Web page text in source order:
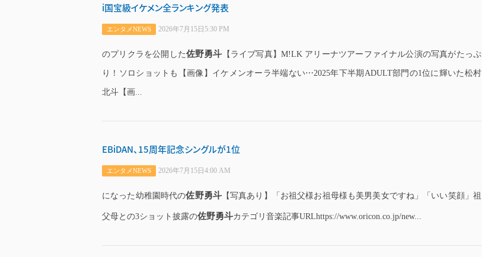
i国宝級イケメン全ランキング発表
エンタメNEWS 2026年7月15日5:30 PM
のプリクラを公開した佐野勇斗 【ライブ写真】M!LK アリーナツアーファイナル公演の写真がたっぷ
り！ソロショットも【画像】イケメンオーラ半端ない⋯2025年下半期ADULT部門の1位に輝いた松村
北斗【画...
EBiDAN、15周年記念シングルが1位
エンタメNEWS 2026年7月15日4:00 AM
になった幼稚園時代の佐野勇斗【写真あり】「お祖父様お祖母様も美男美女ですね」「いい笑顔」祖
父母との3ショット披露の佐野勇斗カテゴリ音楽記事URLhttps://www.oricon.co.jp/new...